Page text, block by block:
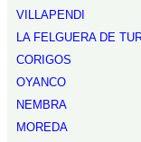
VILLAPENDI
LA FELGUERA DE
CORIGOS
OYANCO
NEMBRA
MOREDA